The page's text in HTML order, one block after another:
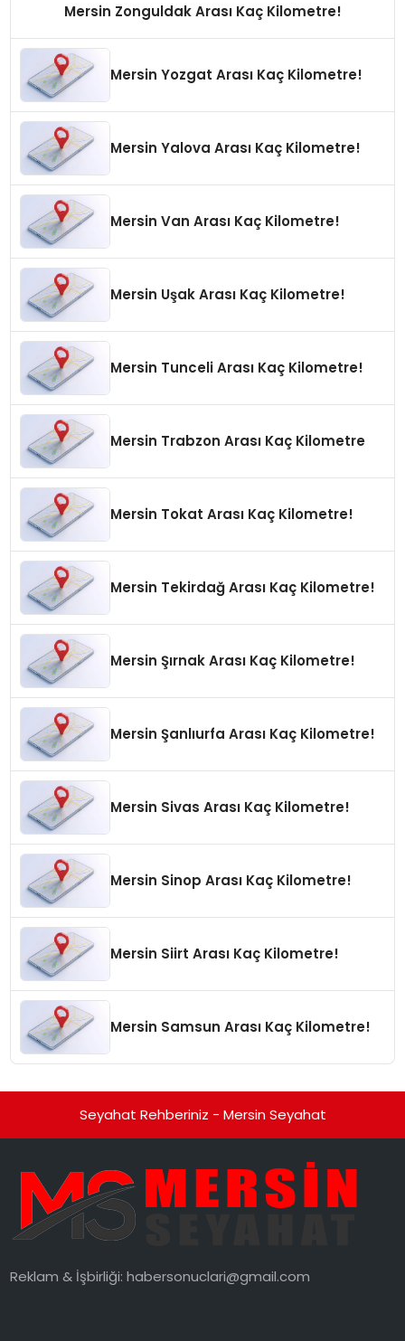
Mersin Zonguldak Arası Kaç Kilometre!
Mersin Yozgat Arası Kaç Kilometre!
Mersin Yalova Arası Kaç Kilometre!
Mersin Van Arası Kaç Kilometre!
Mersin Uşak Arası Kaç Kilometre!
Mersin Tunceli Arası Kaç Kilometre!
Mersin Trabzon Arası Kaç Kilometre
Mersin Tokat Arası Kaç Kilometre!
Mersin Tekirdağ Arası Kaç Kilometre!
Mersin Şırnak Arası Kaç Kilometre!
Mersin Şanlıurfa Arası Kaç Kilometre!
Mersin Sivas Arası Kaç Kilometre!
Mersin Sinop Arası Kaç Kilometre!
Mersin Siirt Arası Kaç Kilometre!
Mersin Samsun Arası Kaç Kilometre!
Seyahat Rehberiniz - Mersin Seyahat
Reklam & İşbirliği:habersonuclari@gmail.com